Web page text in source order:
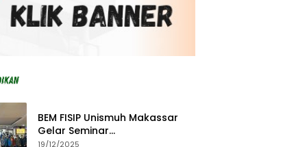
BEM FISIP Unismuh Makassar
Gelar Seminar
Keperempuanan, Bahas
19/12/2025